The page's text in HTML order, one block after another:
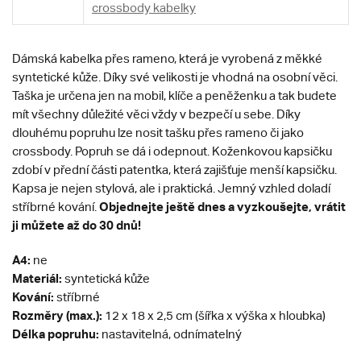
crossbody kabelky
Dámská kabelka přes rameno, která je vyrobená z měkké
syntetické kůže. Díky své velikosti je vhodná na osobní věci.
Taška je určena jen na mobil, klíče a peněženku a tak budete
mít všechny důležité věci vždy v bezpečí u sebe. Díky
dlouhému popruhu lze nosit tašku přes rameno či jako
crossbody. Popruh se dá i odepnout. Koženkovou kapsičku
zdobí v přední části patentka, která zajišťuje menší kapsičku.
Kapsa je nejen stylová, ale i praktická. Jemný vzhled doladí
stříbrné kování. Objednejte ještě dnes a vyzkoušejte, vrátit
ji můžete až do 30 dnů!
A4: ne
Materiál: syntetická kůže
Kování: stříbrné
Rozměry (max.): 12 x 18 x 2,5 cm (šířka x výška x hloubka)
Délka popruhu: nastavitelná, odnímatelný